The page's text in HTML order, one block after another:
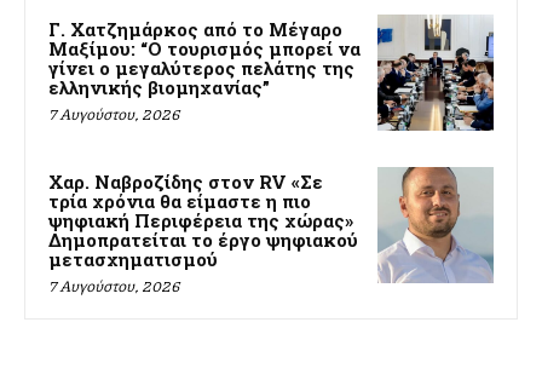
Γ. Χατζημάρκος από το Μέγαρο
Μαξίμου: “Ο τουρισμός μπορεί να
γίνει ο μεγαλύτερος πελάτης της
ελληνικής βιομηχανίας”
7 Αυγούστου, 2026
Χαρ. Ναβροζίδης στον RV «Σε
τρία χρόνια θα είμαστε η πιο
ψηφιακή Περιφέρεια της χώρας»
Δημοπρατείται το έργο ψηφιακού
μετασχηματισμού
7 Αυγούστου, 2026